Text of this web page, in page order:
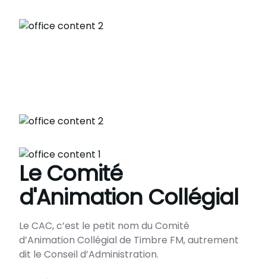
Le Comité
d'Animation Collégial
Le CAC, c’est le petit nom du Comité
d’Animation Collégial de Timbre FM, autrement
dit le Conseil d’Administration.